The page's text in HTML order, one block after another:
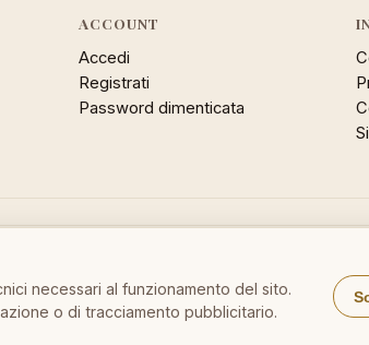
ACCOUNT
Accedi
Registrati
Password dimenticata
DizionarioSinonimi.com
necessari al funzionamento del sito.
o di tracciamento pubblicitario.